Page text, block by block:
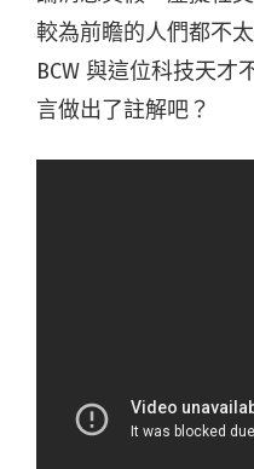
較為前瞻的人們都不
BCW 與這位科技天才
言做出了註解吧？